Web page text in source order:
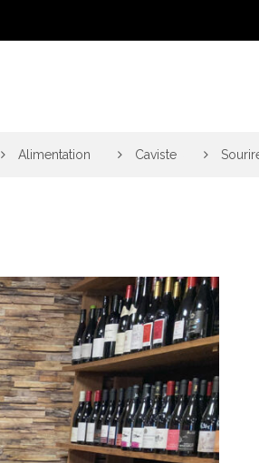
Alimentation Caviste